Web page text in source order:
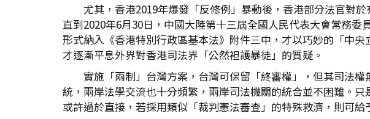
尤其，香港2019年爆發「反修例」暴動後，香港部分法官對
直到2020年6月30日，中國大陸第十三屆全國人民代表大會常務
形式納入《香港特別行政區基本法》附件三中，才以巧妙的「中
才逐漸平息外界對香港司法界「公然袒護暴徒」的質疑。
實施「兩制」台灣方案，台灣可保留「終審權」，但其司法
統，兩岸法學交流也十分頻繁，兩岸司法機關的統合並不困難。
或許過於直接，若採用類似「裁判憲法審查」的特殊救濟，則可